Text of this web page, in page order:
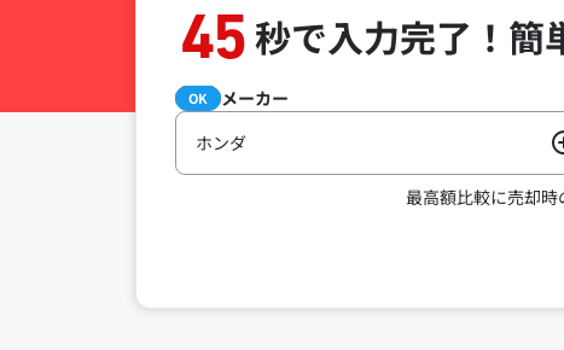
45秒で入力完了！ 簡
必須 メーカー
OK
ホンダ
最高額比較に売却時